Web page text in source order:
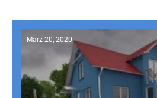
März 20, 2020